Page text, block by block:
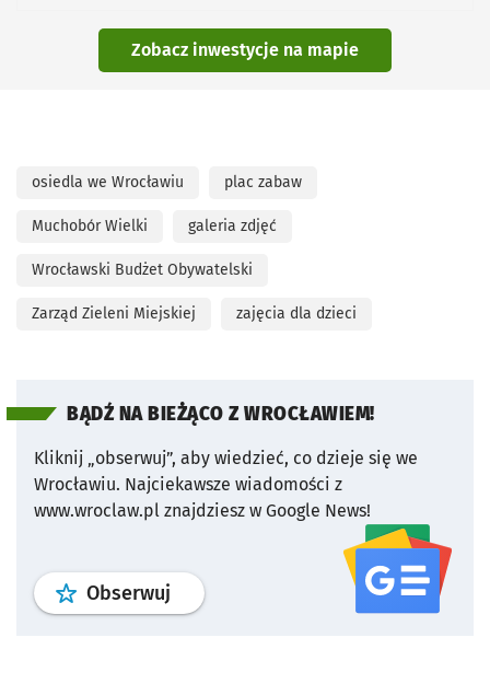
Zobacz inwestycje na mapie
osiedla we Wrocławiu plac zabaw
Muchobór Wielki galeria zdjęć
Wrocławski Budżet Obywatelski
Zarząd Zieleni Miejskiej zajęcia dla dzieci
BĄDŹ NA BIEŻĄCO Z WROCŁAWIEM!
Kliknij „obserwuj”, aby wiedzieć, co dzieje się we
Wrocławiu. Najciekawsze wiadomości z
www.wroclaw.pl znajdziesz w Google News!
Obserwuj profil serwisu